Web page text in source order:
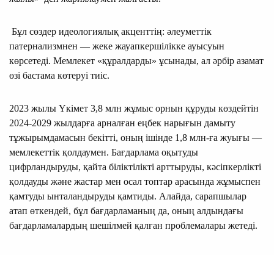
Бұл сөздер идеологиялық акценттің: әлеуметтік
патернализмнен — жеке жауапкершілікке ауысуын
көрсетеді. Мемлекет «құралдарды» ұсынады, ал әрбір азамат
өзі бастама көтеруі тиіс.
2023 жылы Үкімет 3,8 млн жұмыс орнын құруды көздейтін
2024-2029 жылдарға арналған еңбек нарығын дамыту
тұжырымдамасын бекітті, оның ішінде 1,8 млн-ға жуығы —
мемлекеттік қолдаумен. Бағдарлама оқытуды
цифрландыруды, қайта біліктілікті арттыруды, кәсіпкерлікті
қолдауды және жастар мен осал топтар арасында жұмыспен
қамтуды ынталандыруды қамтиды. Алайда, сарапшылар
атап өткендей, бұл бағдарламаның да, оның алдындағы
бағдарламалардың шешілмей қалған проблемалары жетеді.